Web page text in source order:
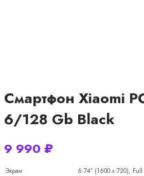
Смартфон Xiaomi
6/128 Gb Black
9 990 ₽
Экран
6.74″ (1600 x 720),